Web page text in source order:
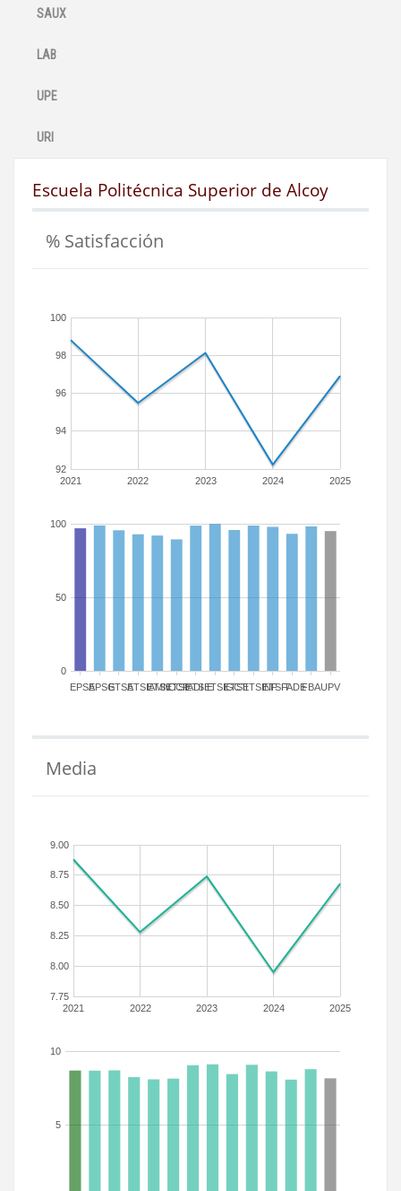
SAUX
LAB
UPE
URI
Escuela Politécnica Superior de Alcoy
% Satisfacción
2021 2022 2023 2024 2025
92
94
96
98
100
EPSAEPSGETSAETSIAMN
ETSICCP
ETSIADI
ETSIEETSIGCT
ETSIIETSINFETSITFADEFBAUPV
0
50
100
Media
2021 2022 2023 2024 2025
7.75
8.00
8.25
8.50
8.75
9.00
5
10